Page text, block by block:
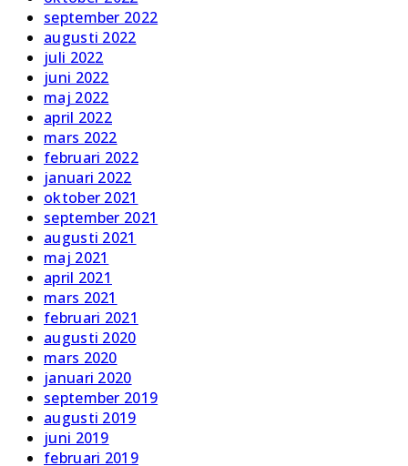
september 2022
augusti 2022
juli 2022
juni 2022
maj 2022
april 2022
mars 2022
februari 2022
januari 2022
oktober 2021
september 2021
augusti 2021
maj 2021
april 2021
mars 2021
februari 2021
augusti 2020
mars 2020
januari 2020
september 2019
augusti 2019
juni 2019
februari 2019